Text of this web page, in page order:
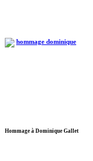
Hommage à Dominique Gallet